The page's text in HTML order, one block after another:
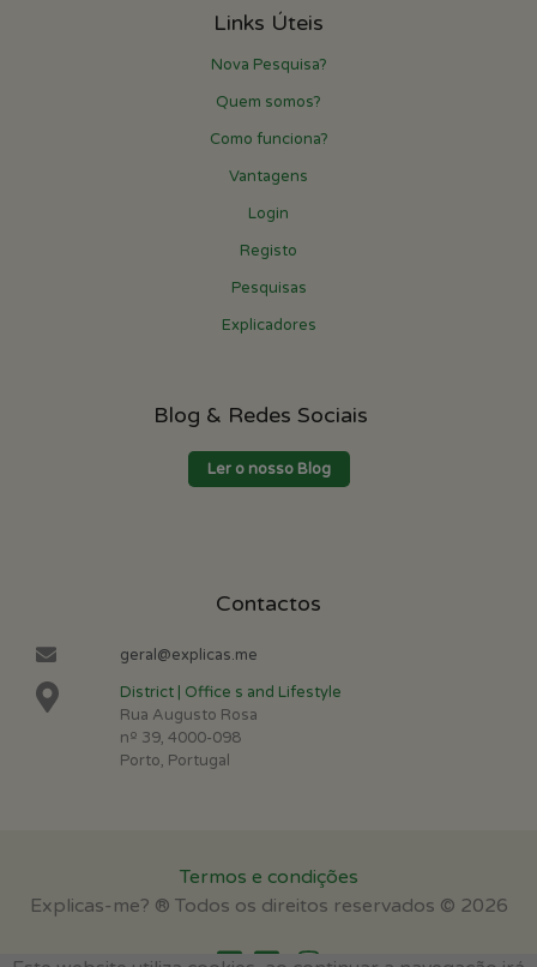
Links Úteis
Nova Pesquisa?
Quem somos?
Como funciona?
Vantagens
Login
Registo
Pesquisas
Explicadores
Blog & Redes Sociais
Ler o nosso Blog
Contactos
geral@explicas.me
District | Office s and Lifestyle
Rua Augusto Rosa
nº 39, 4000-098
Porto, Portugal
Termos e condições
Explicas-me? ® Todos os direitos reservados © 2026